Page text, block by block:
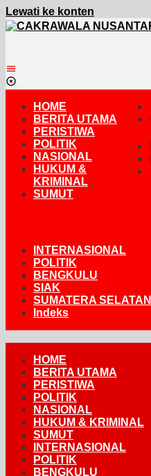
Lewati ke konten
HOME
BERITA UTAMA
PERISTIWA
POLITIK
NASIONAL
HUKUM &
KRIMINAL
SUMUT
INTERNASIONAL
POLITIK
BENGKULU
SIAK
SUMATERA SELATAN
Indeks
HOME
BERITA UTAMA
PERISTIWA
POLITIK
NASIONAL
HUKUM & KRIMINAL
SUMUT
INTERNASIONAL
POLITIK
BENGKULU